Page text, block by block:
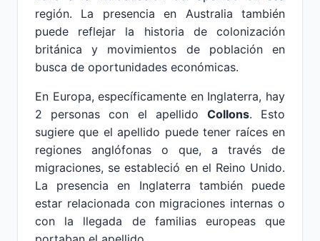
región. La presencia en Australia también
puede reflejar la historia de colonización
británica y movimientos de población en
busca de oportunidades económicas.
En Europa, específicamente en Inglaterra, hay
2 personas con el apellido Collons. Esto
sugiere que el apellido puede tener raíces en
regiones anglófonas o que, a través de
migraciones, se estableció en el Reino Unido.
La presencia en Inglaterra también puede
estar relacionada con migraciones internas o
con la llegada de familias europeas que